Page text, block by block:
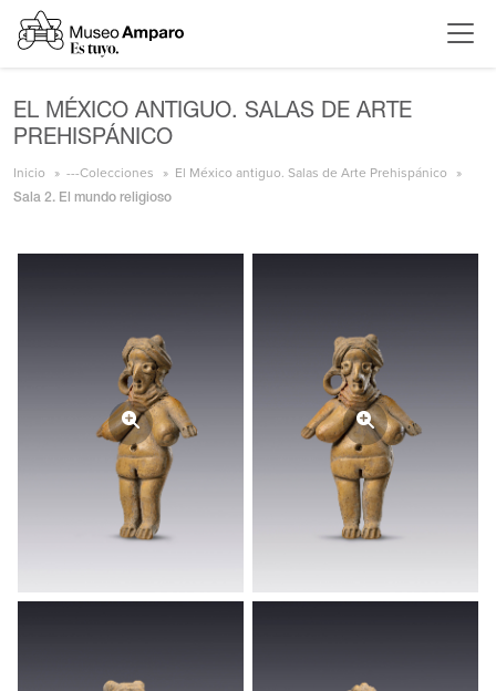
EL MÉXICO ANTIGUO. SALAS DE ARTE
PREHISPÁNICO
Inicio ---Colecciones El México antiguo. Salas de Arte Prehispánico
Sala 2. El mundo religioso